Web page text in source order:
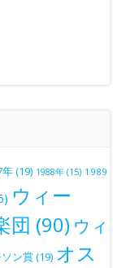
年(19) 1988年 (15) 1989
ウィー
団 (90) ウィ
ン賞(19) オス